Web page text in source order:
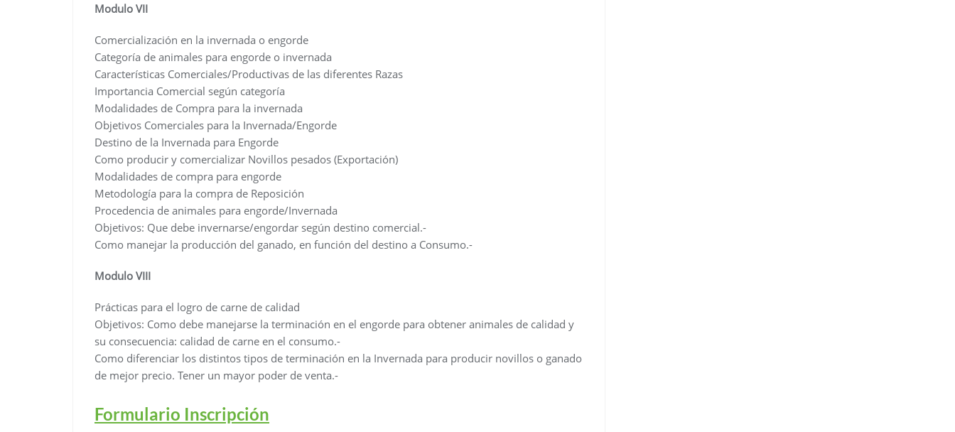
Modulo VII
Comercialización en la invernada o engorde
Categoría de animales para engorde o invernada
Características Comerciales/Productivas de las diferentes Razas
Importancia Comercial según categoría
Modalidades de Compra para la invernada
Objetivos Comerciales para la Invernada/Engorde
Destino de la Invernada para Engorde
Como producir y comercializar Novillos pesados (Exportación)
Modalidades de compra para engorde
Metodología para la compra de Reposición
Procedencia de animales para engorde/Invernada
Objetivos: Que debe invernarse/engordar según destino comercial.-
Como manejar la producción del ganado, en función del destino a Consumo.-
Modulo VIII
Prácticas para el logro de carne de calidad
Objetivos: Como debe manejarse la terminación en el engorde para obtener animales de calidad y
su consecuencia: calidad de carne en el consumo.-
Como diferenciar los distintos tipos de terminación en la Invernada para producir novillos o ganado
de mejor precio. Tener un mayor poder de venta.-
Formulario Inscripción